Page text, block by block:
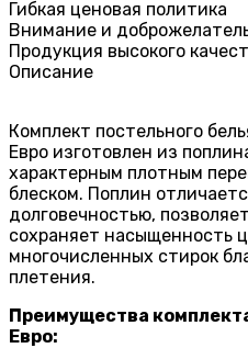
Гибкая ценовая политика
Внимание и
Продукция высокого
Описание
Комплект постельного
Евро изготовлен из
характерным плотным
блеском. Поплин
долговечностью,
сохраняет насыщенность
многочисленных стирок
плетения.
Преимущества
Евро: